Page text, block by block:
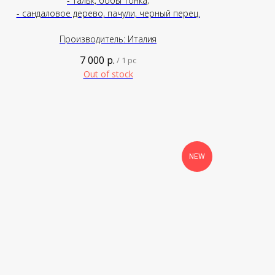
- сандаловое дерево, пачули, черный перец.
Производитель: Италия
7 000 р. / 1 pc
Out of stock
NEW